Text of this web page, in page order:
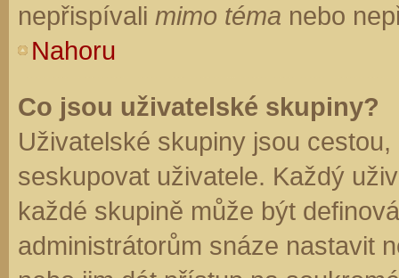
nepřispívali mimo téma nebo
Nahoru
Co jsou uživatelské skupiny?
Uživatelské skupiny jsou
seskupovat uživatele. Každý
každé skupině může být
administrátorům snáze nastavit